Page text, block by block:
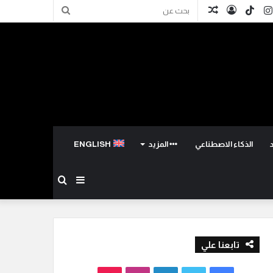
مقالتسجيلTikTokانستقرام
الذكاء الاصطناعي المزيد ENGLISH
عن
إضافة
عمود
تابعنا علي